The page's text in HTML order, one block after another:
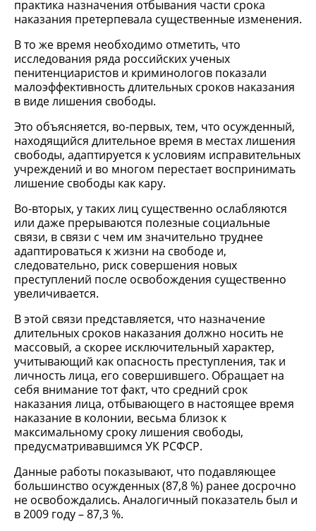
практика назначения отбывания части срока
наказания претерпевала существенные изменения.
В то же время необходимо отметить, что
исследования ряда российских ученых
пенитенциаристов и криминологов показали
малоэффективность длительных сроков наказания
в виде лишения свободы.
Это объясняется, во-первых, тем, что осужденный,
находящийся длительное время в местах лишения
свободы, адаптируется к условиям исправительных
учреждений и во многом перестает воспринимать
лишение свободы как кару.
Во-вторых, у таких лиц существенно ослабляются
или даже прерываются полезные социальные
связи, в связи с чем им значительно труднее
адаптироваться к жизни на свободе и,
следовательно, риск совершения новых
преступлений после освобождения существенно
увеличивается.
В этой связи представляется, что назначение
длительных сроков наказания должно носить не
массовый, а скорее исключительный характер,
учитывающий как опасность преступления, так и
личность лица, его совершившего. Обращает на
себя внимание тот факт, что средний срок
наказания лица, отбывающего в настоящее время
наказание в колонии, весьма близок к
максимальному сроку лишения свободы,
предусматривавшимся УК РСФСР.
Данные работы показывают, что подавляющее
большинство осужденных (87,8 %) ранее досрочно
не освобождались. Аналогичный показатель был и
в 2009 году – 87,3 %.